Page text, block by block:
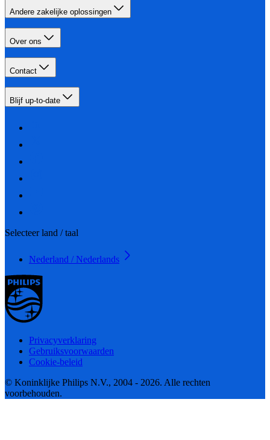
Andere zakelijke oplossingen
Over ons
Contact
Blijf up-to-date
Selecteer land / taal
Nederland / Nederlands
Privacyverklaring
Gebruiksvoorwaarden
Cookie-beleid
© Koninklijke Philips N.V., 2004 - 2026. Alle rechten
voorbehouden.